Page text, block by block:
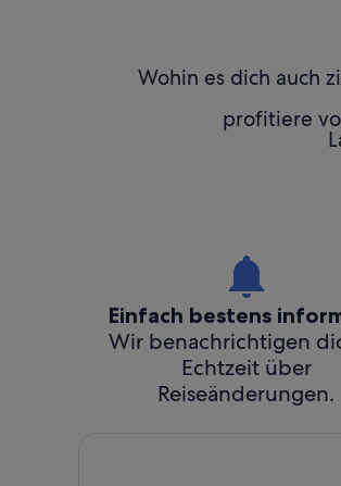
Wohin es dich auch
profitiere
Einfach bestens
Wir benachrichtigen
Echtzeit über
Reiseänderungen.